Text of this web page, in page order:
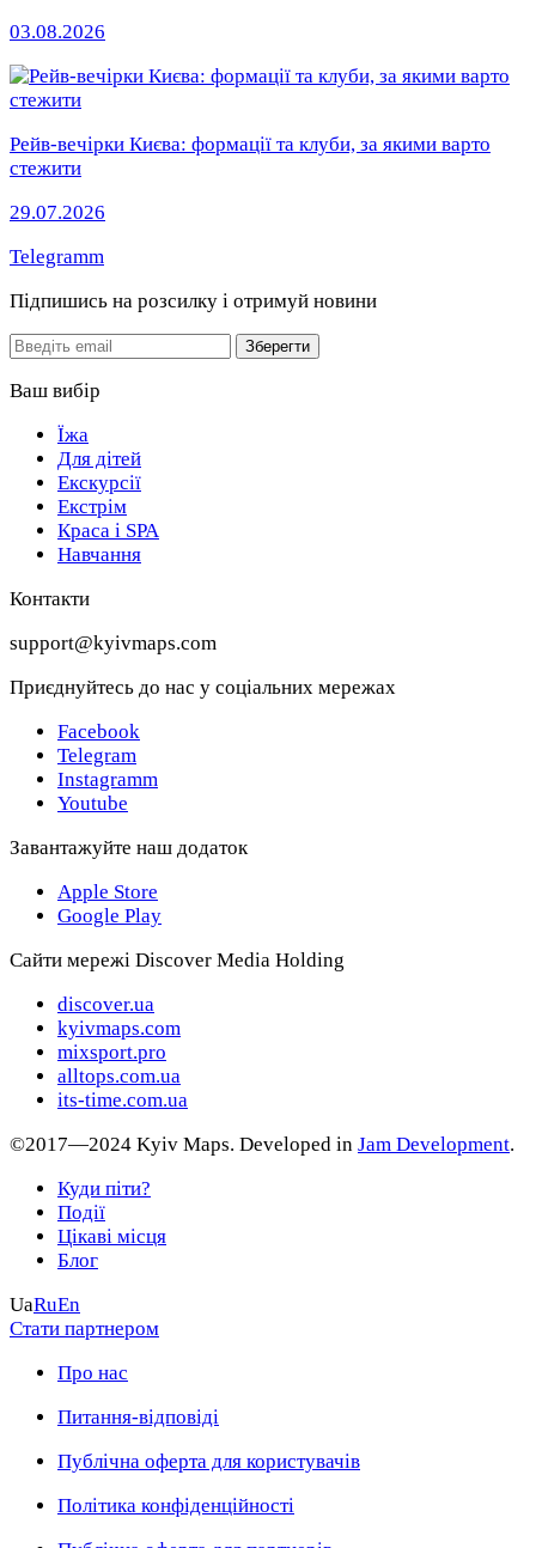
03.08.2026
Рейв-вечірки Києва: формації та клуби, за якими варто
стежити
29.07.2026
Telegramm
Підпишись на розсилку і отримуй новини
Email
Зберегти
Ваш вибір
Їжа
Для дітей
Екскурсії
Екстрім
Краса і SPA
Навчання
Контакти
support@kyivmaps.com
Приєднуйтесь до нас у соціальних мережах
Facebook
Telegram
Instagramm
Youtube
Завантажуйте наш додаток
Apple Store
Google Play
Сайти мережі Discover Media Holding
discover.ua
kyivmaps.com
mixsport.pro
alltops.com.ua
its-time.com.ua
©2017—2024 Kyiv Maps. Developed in Jam Development.
Куди піти?
Події
Цікаві місця
Блог
UaRuEn
Стати партнером
Про нас
Питання-відповіді
Публічна оферта для користувачів
Політика конфіденційності